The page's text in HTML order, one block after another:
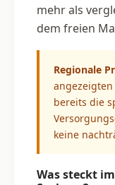
mehr als
dem freien
Regionale
angezeigten
bereits die
keine
Was steckt